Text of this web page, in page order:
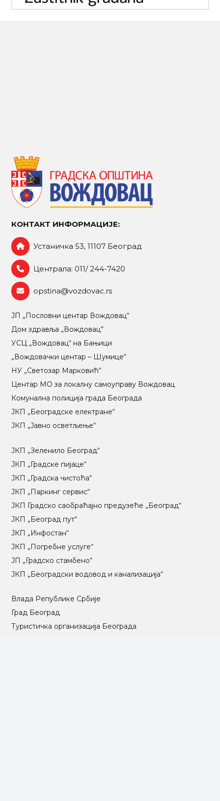
КОНТАКТ ИНФОРМАЦИЈЕ:
Устаничка 53, 11107 Београд
Централа: 011/ 244-7420
opstina@vozdovac.rs
ЈП „Пословни центар Вождовац“
Дом здравља „Вождовац”
УСЦ „Вождовац“ на Бањици
„Вождовачки центар – Шумице“
НУ „Светозар Марковић“
Центар МO за локалну самоуправу Вождовац
Комунална полиција града Београда
ЈКП „Београдске електране“
ЈКП „Јавно осветљење“
ЈКП „Зеленило Београд“
ЈКП „Градске пијаце“
ЈКП „Градска чистоћа“
ЈКП „Паркинг сервис“
ЈКП Градско саобраћајно предузеће „Београд“
ЈКП „Београд пут“
ЈКП „Инфостан“
ЈКП „Погребне услуге“
ЈП „Градско стамбено“
ЈКП „Београдски водовод и канализација“
Влада Републике Србије
Град Београд
Туристичка организација Београда